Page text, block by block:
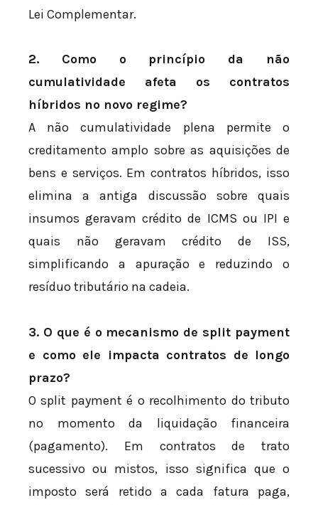
Lei Complementar.
2. Como o princípio da não
cumulatividade afeta os contratos
híbridos no novo regime?
A não cumulatividade plena permite o
creditamento amplo sobre as aquisições de
bens e serviços. Em contratos híbridos, isso
elimina a antiga discussão sobre quais
insumos geravam crédito de ICMS ou IPI e
quais não geravam crédito de ISS,
simplificando a apuração e reduzindo o
resíduo tributário na cadeia.
3. O que é o mecanismo de split payment
e como ele impacta contratos de longo
prazo?
O split payment é o recolhimento do tributo
no momento da liquidação financeira
(pagamento). Em contratos de trato
sucessivo ou mistos, isso significa que o
imposto será retido a cada fatura paga,